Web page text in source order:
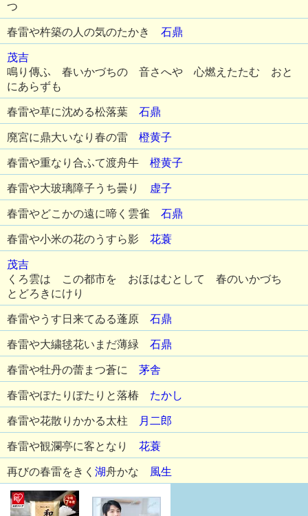
つ
春雷や杵築の人の気のたかき 石鼎
茂吉
鳴り傳ふ 春いかづちの 音さへや 心燃えたたむ おと
にあらずも
春雷や草に沈める松落葉 石鼎
廃宮に鼎大いなり春の雷 橙黄子
春雷や重なり合ふて渡舟牛 橙黄子
春雷や大玻璃障子うち曇り 虚子
春雷やどこかの遠に啼く雲雀 石鼎
春雷や小米の花のうすら影 花蓑
茂吉
くろ雲は この都市を おほはむとして 春のいかづち
とどろきにけり
春雷やうす日来てゐる蓬原 石鼎
春雷や大繍毬花いまだ薄緑 石鼎
春雷や牡丹の蕾まつ蒼に 茅舎
春雷やぽたりぽたりと落椿 たかし
春雷や花散りかかる太柱 月二郎
春雷や観瀾亭に客となり 花蓑
再びの春雷をきく 湖舟かな 風生